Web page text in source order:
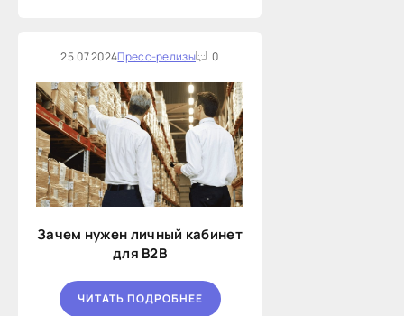
25.07.2024Пресс-релизы 0
Зачем нужен личный кабинет
для B2B
ЧИТАТЬ ПОДРОБНЕЕ